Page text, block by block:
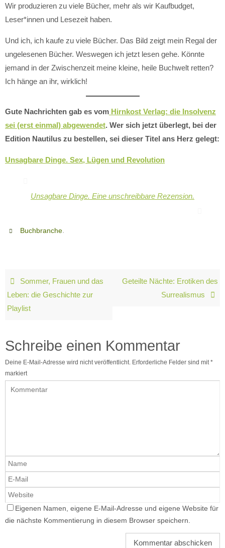
Wir produzieren zu viele Bücher, mehr als wir Kaufbudget,
Leser*innen und Lesezeit haben.
Und ich, ich kaufe zu viele Bücher. Das Bild zeigt mein Regal der
ungelesenen Bücher. Weswegen ich jetzt lesen gehe. Könnte
jemand in der Zwischenzeit meine kleine, heile Buchwelt retten?
Ich hänge an ihr, wirklich!
Gute Nachrichten gab es vom Hirnkost Verlag: die Insolvenz
sei (erst einmal) abgewendet. Wer sich jetzt überlegt, bei der
Edition Nautilus zu bestellen, sei dieser Titel ans Herz gelegt:
Unsagbare Dinge. Sex, Lügen und Revolution
Unsagbare Dinge. Eine unschreibbare Rezension.
Buchbranche.
Sommer, Frauen und das
Leben: die Geschichte zur
Playlist
Geteilte Nächte: Erotiken des
Surrealismus
Schreibe einen Kommentar
Deine E-Mail-Adresse wird nicht veröffentlicht. Erforderliche Felder sind mit*
markiert
Eigenen Namen, eigene E-Mail-Adresse und eigene Website für
die nächste Kommentierung in diesem Browser speichern.